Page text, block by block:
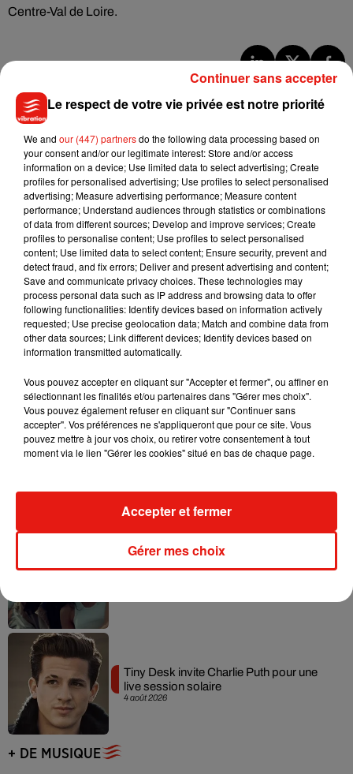
Centre-Val de Loire.
Musique
7 août 2026
Julien Lieb s’essaye à la vie de chatelain
dans son nouveau clip
7 août 2026
Madonna sort enfin le remix de « Love
Sensation » avec Kylie Minogue
7 août 2026
Tayc et Didi B dévoilent le single le plus
Angèle et Amélie Lens dévoilent leur
Benny Blanco invite Selena Gomez et
4 août 2026
Tiny Desk invite Charlie Puth pour une
live session solaire
+ DE MUSIQUE
Le respect de votre vie privée est notre priorité
We and our (447) partnersdo the following data processing based on
your consent and/or our legitimate interest: Store and/or access
information on a device; Use limited data to select advertising; Create
profiles for personalised advertising; Use profiles to select personalised
advertising; Measure advertising performance; Measure content
performance; Understand audiences through statistics or combinations
of data from different sources; Develop and improve services; Create
profiles to personalise content; Use profiles to select personalised
content; Use limited data to select content; Ensure security, prevent and
detect fraud, and fix errors; Deliver and present advertising and content;
Save and communicate privacy choices. These technologies may
process personal data such as IP address and browsing data to offer
following functionalities: Identify devices based on information actively
requested; Use precise geolocation data; Match and combine data from
other data sources; Link different devices; Identify devices based on
information transmitted automatically.
Vous pouvez accepter en cliquant sur "Accepter et fermer", ou affiner en
sélectionnant les finalités et/ou partenaires dans "Gérer mes choix".
Vous pouvez également refuser en cliquant sur "Continuer sans
accepter". Vos préférences ne s'appliqueront que pour ce site. Vous
pouvez mettre à jour vos choix, ou retirer votre consentement à tout
moment via le lien "Gérer les cookies" situé en bas de chaque page.
Gérer mes choix
Accepter et fermer
Continuer sans accepter